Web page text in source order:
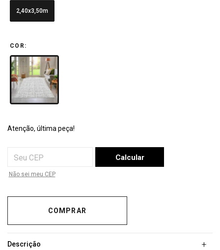
2,40x3,50m
COR:
Atenção, última peça!
Calcular
Não sei meu CEP
Descrição +